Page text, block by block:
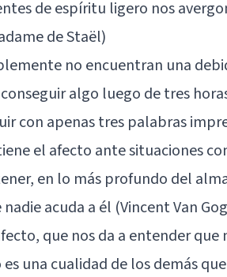
de espíritu ligero nos
de Staël)
no encuentran una
algo luego de tres
con apenas tres palabras
el afecto ante situaciones
en lo más profundo del
acuda a él (Vincent Van
que nos da a entender
una cualidad de los demás